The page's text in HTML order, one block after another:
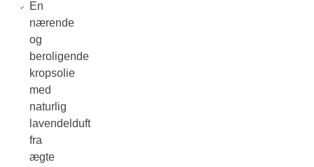
En
nærende
og
beroligende
kropsolie
med
naturlig
lavendelduft
fra
ægte